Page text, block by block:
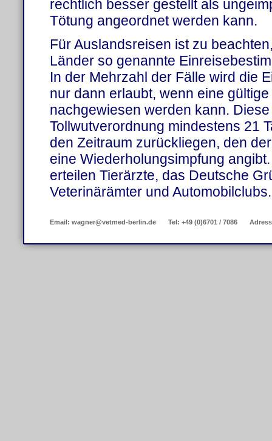
rechtlich besser gestellt als
Tötung angeordnet werden kann.
Für Auslandsreisen ist zu
Länder so genannte
In der Mehrzahl der Fälle wird die
nur dann erlaubt, wenn eine
nachgewiesen werden kann.
Tollwutverordnung mindestens 21
den Zeitraum zurückliegen, den
eine Wiederholungsimpfung
erteilen Tierärzte, das Deutsche
Veterinärämter und Automobilclubs.
Email: wagner@vetmed-berlin.de Tel: +49 (0)6701 / 7086